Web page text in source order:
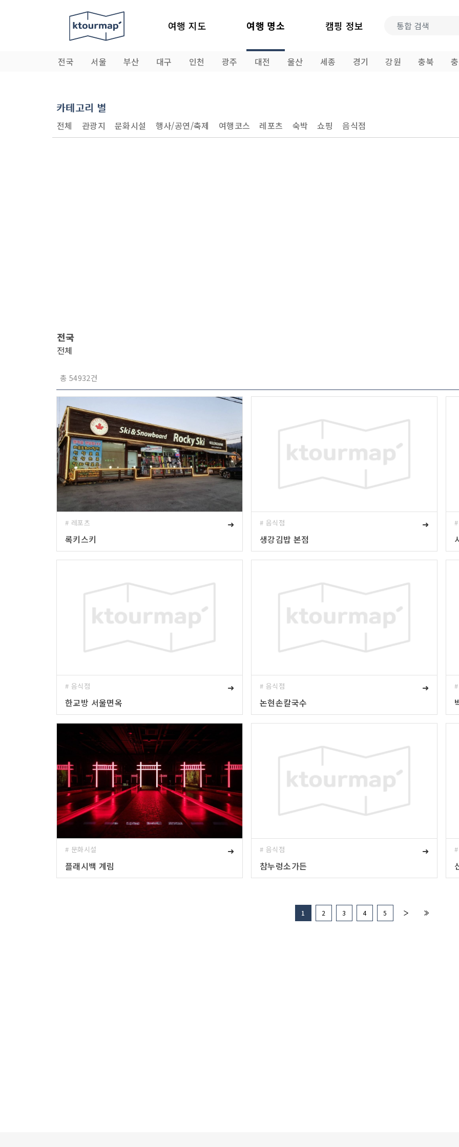
여행 지도 여행 명소 캠핑 정보
전국 서울 부산 대구 인천 광주 대전 울산 세종 경기 강원 충북
카테고리 별
전체 관광지 문화시설 행사/공연/축제 여행코스 레포츠 숙박 쇼핑 음식점
전국
전체
총 54932건
# 레포츠
➜
록키스키
# 음식점
➜
생강김밥 본점
# 음식점
➜
한교방 서울면옥
# 음식점
➜
논현손칼국수
# 문화시설
➜
플래시백 계림
# 음식점
➜
참누렁소가든
1 2 3 4 5